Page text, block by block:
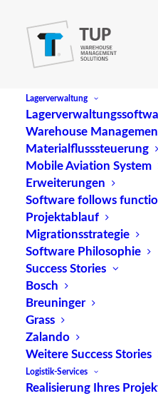
Lagerverwaltung
Warehouse
Materialflusssteuerung
Mobile Aviation System
Erweiterungen
Software follows
Projektablauf
Migrationsstrategie
Software Philosophie
Success Stories
Bosch
Breuninger
Grass
Zalando
Weitere Success Stories
Logistik-Services
Realisierung Ihres
Chaotic
Chaotische Lagerung,
bekannt, ist eine
Bedeutunggewinnt.
Lagerplätzen werden die
dynamisch auf
verteilt. Diese Methode
frequentierten Lagern
Produktvielfalt
zu optimieren.